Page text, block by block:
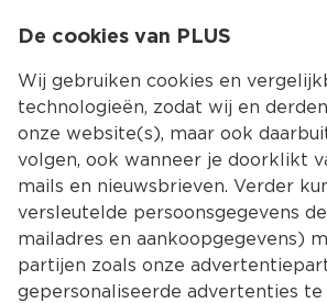
De cookies van PLUS
Wij gebruiken cookies en
technologieën, zodat wij en
onze website(s), maar ook
volgen, ook wanneer je doorklikt
mails en nieuwsbrieven. Verder
versleutelde persoonsgegevens
mailadres en aankoopgegevens)
partijen zoals onze
gepersonaliseerde advertenties